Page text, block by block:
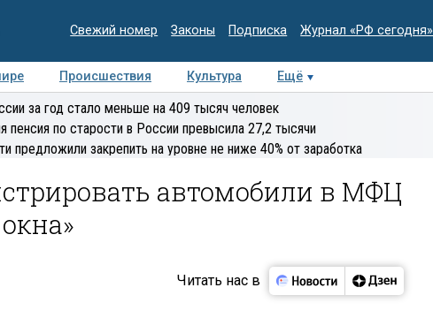
Свежий номер Законы Подписка Журнал «РФ сегодня»
Происшествия Культура Ещё
Медиацентр Интервью Колумнисты
за год стало меньше на 409 тысяч человек
пенсия по старости в России превысила 27,2 тысячи
предложили закрепить на уровне не ниже 40% от заработка
автомобили в МФЦ
Читать нас в